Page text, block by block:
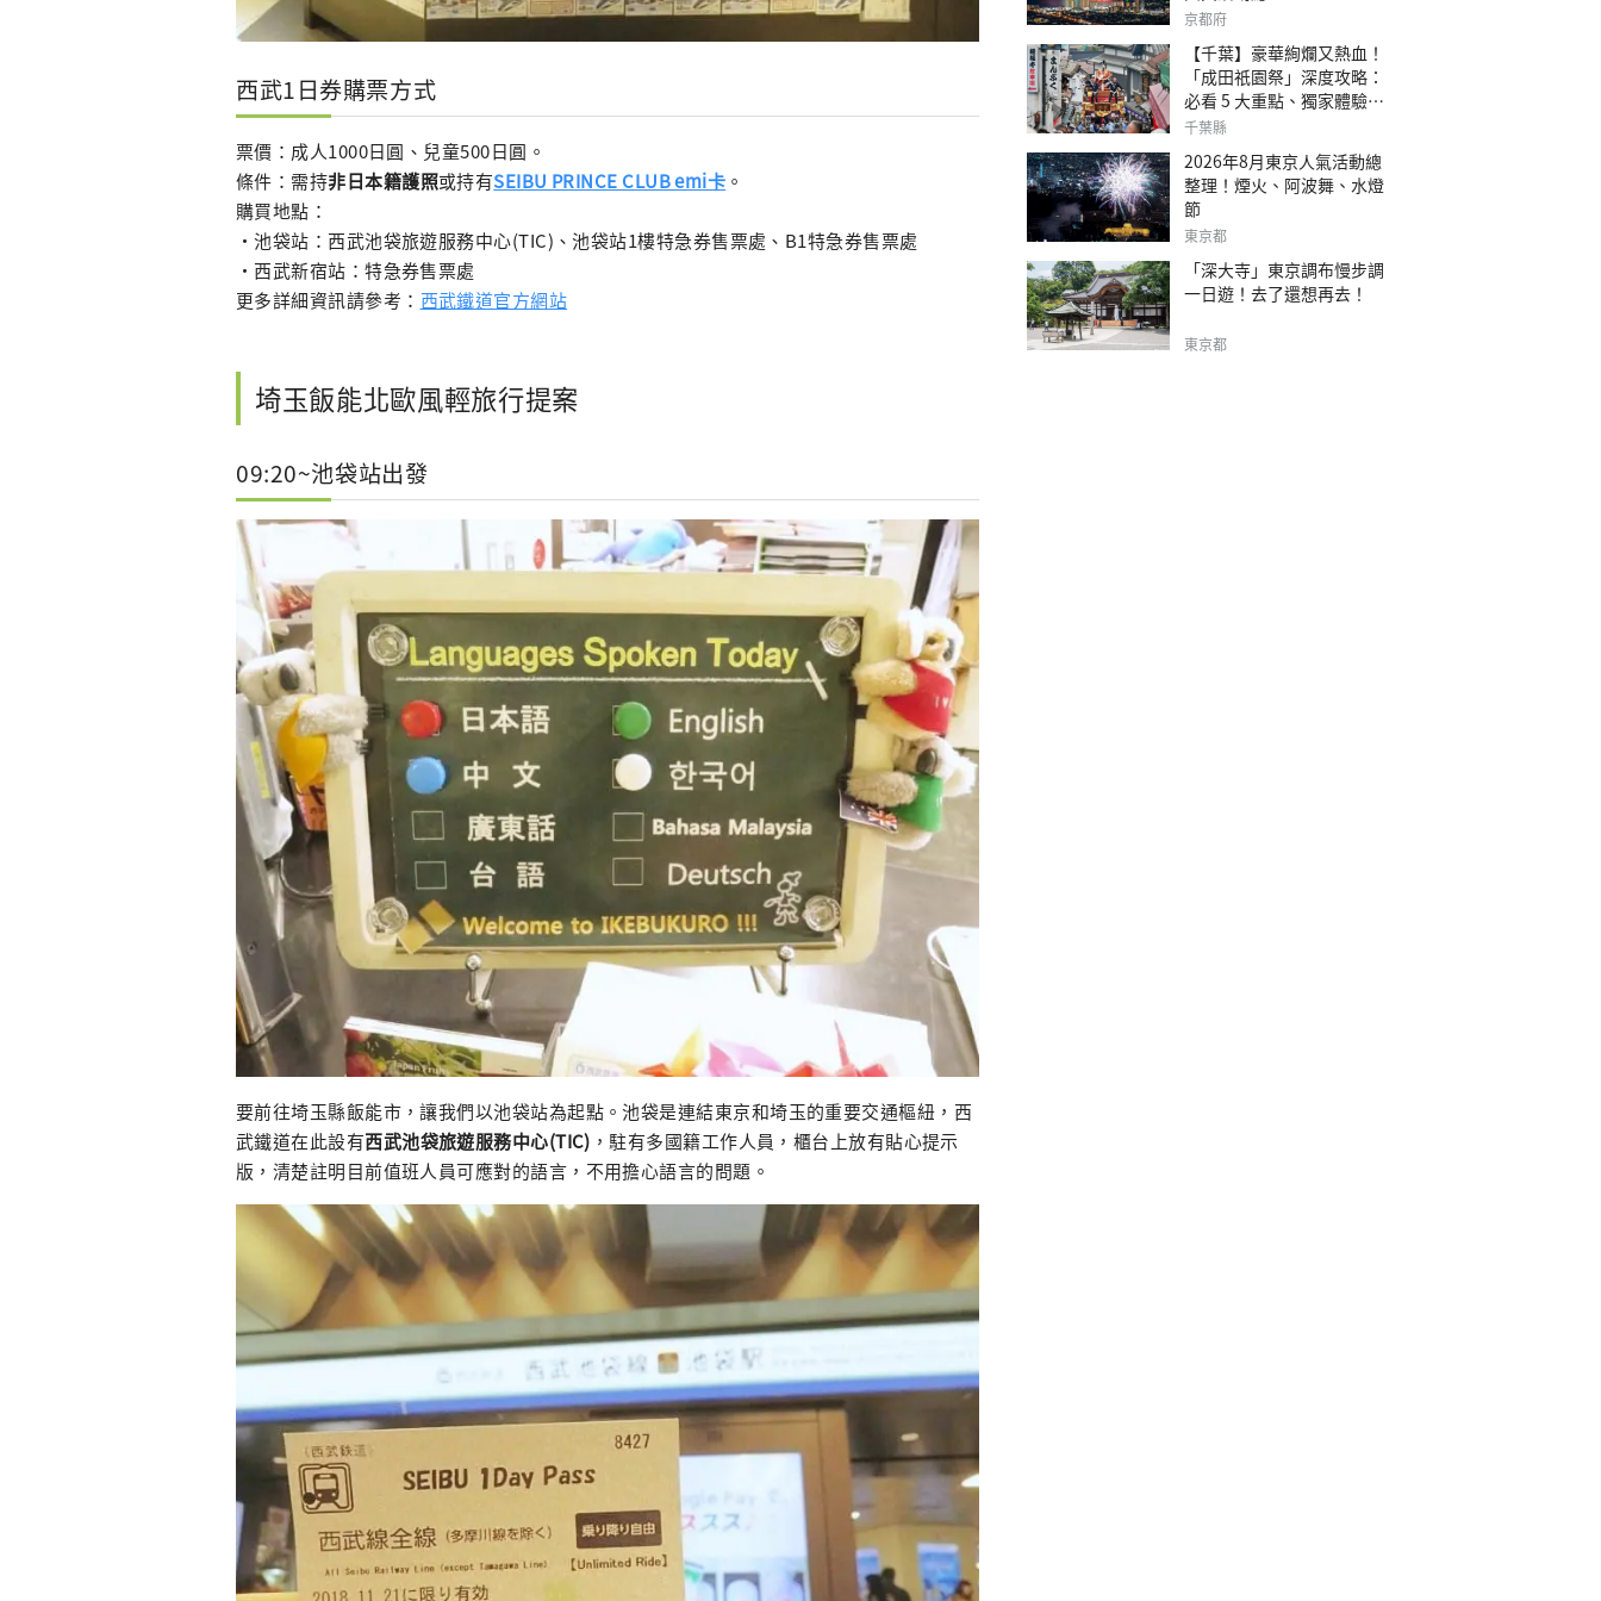
西武1日券購票方式
票價：成人1000日圓、兒童500日圓。
條件：需持非日本籍護照或持有SEIBU PRINCE CLUB emi卡 。
購買地點：
・池袋站：西武池袋旅遊服務中心(TIC)、池袋站1樓特急券售票處、B1特急券售票處
・西武新宿站：特急券售票處
更多詳細資訊請參考： 西武鐵道官方網站
埼玉飯能北歐風輕旅行提案
09:20~池袋站出發
要前往埼玉縣飯能市，讓我們以池袋站為起點。池袋是連結東京和埼玉的重要交通樞紐，西
武鐵道在此設有西武池袋旅遊服務中心(TIC) ，駐有多國籍工作人員，櫃台上放有貼心提示
版，清楚註明目前值班人員可應對的語言，不用擔心語言的問題。
京都府
【千葉】豪華絢爛又熱血！
「成田祇園祭」深度攻略：
必看 5 大重點、獨家體驗指
南
千葉縣
2026年8月東京人氣活動總
整理！煙火、阿波舞、水燈
節
東京都
「深大寺」東京調布慢步調
一日遊！去了還想再去！
東京都